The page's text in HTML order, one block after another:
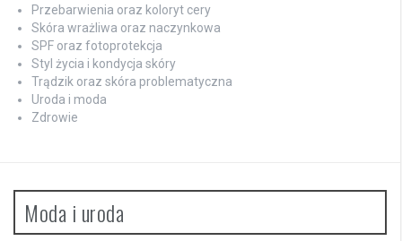
Przebarwienia oraz koloryt cery
Skóra wrażliwa oraz naczynkowa
SPF oraz fotoprotekcja
Styl życia i kondycja skóry
Trądzik oraz skóra problematyczna
Uroda i moda
Zdrowie
Moda i uroda